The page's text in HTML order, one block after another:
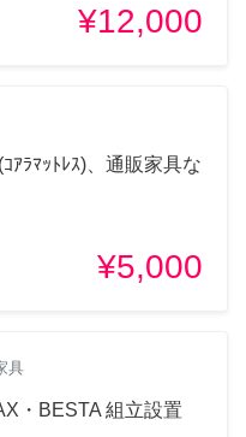
¥12,000
ｱﾗﾏｯﾄﾚｽ)、通販家具な
¥5,000
具
・BESTA 組立設置